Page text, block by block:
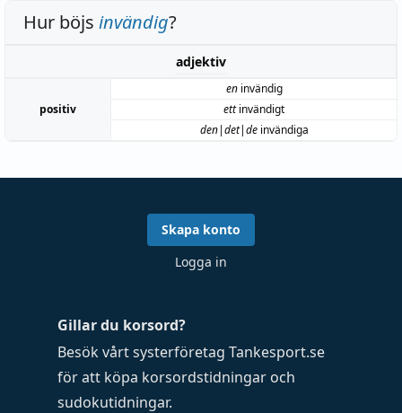
Hur böjs invändig?
adjektiv
positiv
eninvändig
ettinvändigt
den|det|deinvändiga
Gillar du korsord?
Besök vårt systerföretag Tankesport.se
för att köpa korsordstidningar och
sudokutidningar.
Skapa konto
Logga in